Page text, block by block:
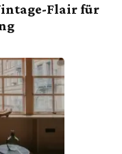
Flair für